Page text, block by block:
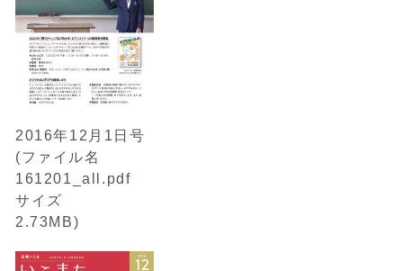
2016年12月1日号
(ファイル名
161201_all.pdf
サイズ
2.73MB)